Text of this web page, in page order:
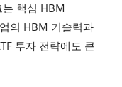
는 핵심 HBM
의 HBM 기술력과
투자 전략에도 큰